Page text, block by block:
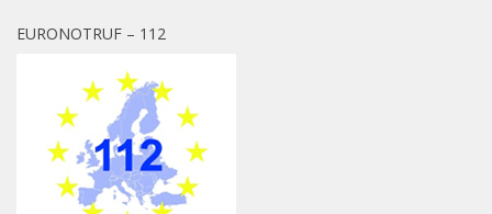
EURONOTRUF – 112